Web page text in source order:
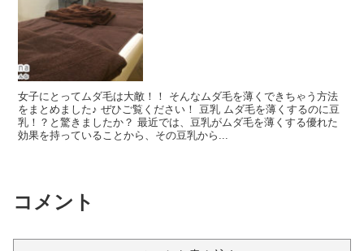
女子にとってムダ毛は大敵！！ そんなムダ毛を薄くできちゃう方法
をまとめました♪ ぜひご覧ください！ 豆乳 ムダ毛を薄くするのに豆
乳！？と驚きましたか？ 最近では、豆乳がムダ毛を薄くする優れた
効果を持っていることから、その豆乳から...
コメント